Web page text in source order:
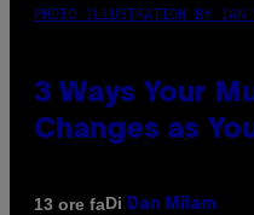
PHOTO ILLUSTRATION BY IAN
3 Ways Your
Changes as
13 ore faDi Dan Milam